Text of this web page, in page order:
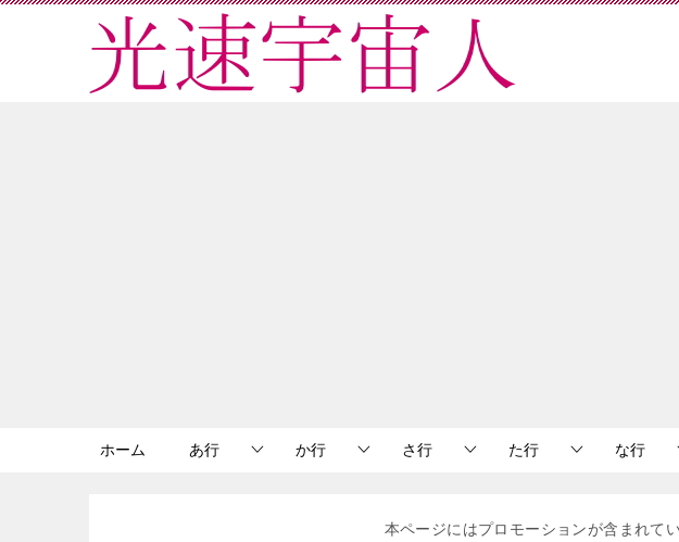
ホーム あ行 か行 さ行 た行 な行
本ページにはプロモーションが含まれてい